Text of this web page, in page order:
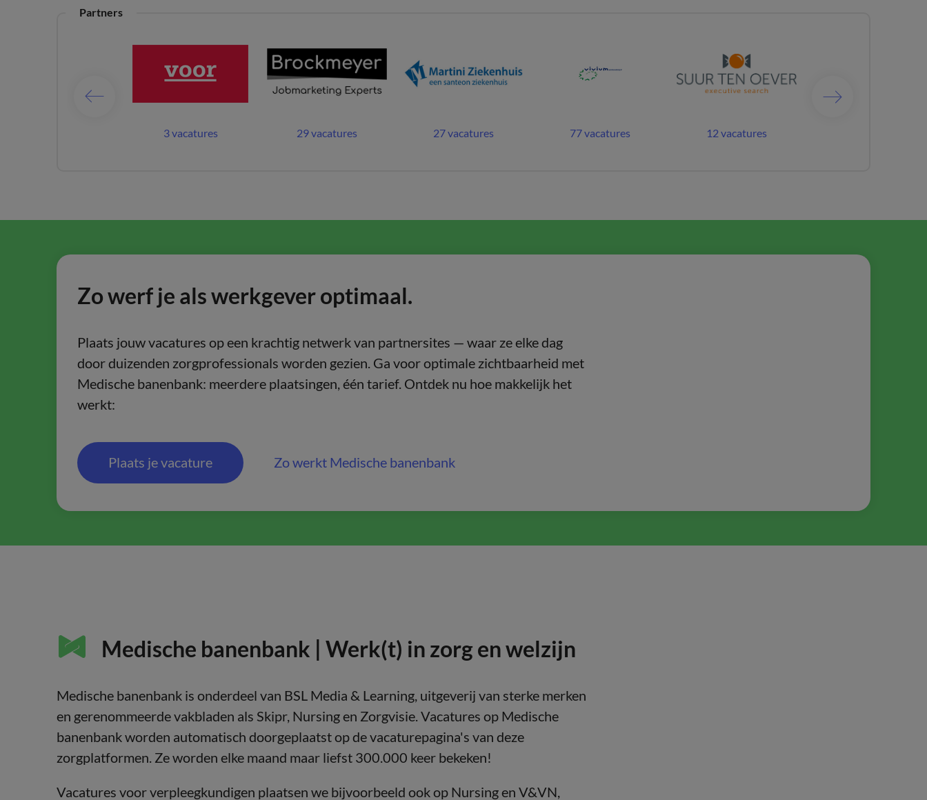
Partners
3 vacatures 29 vacatures 27 vacatures 77 vacatures 12 vacatures
Zo werf je als werkgever optimaal.
Plaats jouw vacatures op een krachtig netwerk van partnersites — waar ze elke dag
door duizenden zorgprofessionals worden gezien. Ga voor optimale zichtbaarheid met
Medische banenbank: meerdere plaatsingen, één tarief. Ontdek nu hoe makkelijk het
werkt:
Plaats je vacature Zo werkt Medische banenbank
Medische banenbank | Werk(t) in zorg en welzijn
Medische banenbank is onderdeel van BSL Media & Learning, uitgeverij van sterke merken
en gerenommeerde vakbladen als Skipr, Nursing en Zorgvisie. Vacatures op Medische
banenbank worden automatisch doorgeplaatst op de vacaturepagina's van deze
zorgplatformen. Ze worden elke maand maar liefst 300.000 keer bekeken!
Vacatures voor verpleegkundigen plaatsen we bijvoorbeeld ook op Nursing en V&VN,